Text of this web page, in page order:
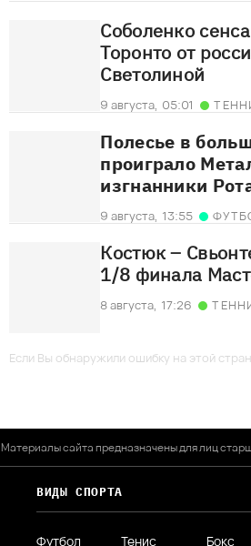
Соболенко
Торонто от
Светолиной
9 августа, 05:01
Полесье в
проиграло
изгнанники
9 августа, 13:55
Костюк –
1/8 финала
8 августа, 17:26
Если Вы обнаружили ошибку на этой
Материалы сайта предназначены для лиц
ВИДЫ СПОРТА
Футбол Тенис Бокс